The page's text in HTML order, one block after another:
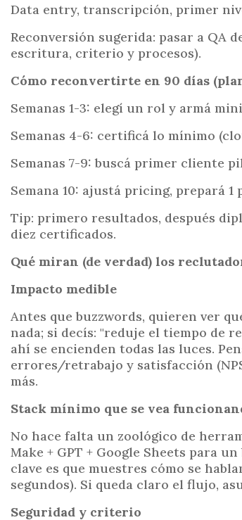
Data entry, transcripción, primer
Reconversión sugerida: pasar a QA
escritura, criterio y procesos).
Cómo reconvertirte en 90 días
Semanas 1-3: elegí un rol y armá
Semanas 4-6: certificá lo mínimo
Semanas 7-9: buscá primer cliente
Semana 10: ajustá pricing, prepará
Tip: primero resultados, después
diez certificados.
Qué miran (de verdad) los
Impacto medible
Antes que buzzwords, quieren ver
nada; si decís: "reduje el tiempo de
ahí se encienden todas las luces.
errores/retrabajo y satisfacción
más.
Stack mínimo que se vea
No hace falta un zoológico de
Make + GPT + Google Sheets para
clave es que muestres cómo se
segundos). Si queda claro el flujo,
Seguridad y criterio